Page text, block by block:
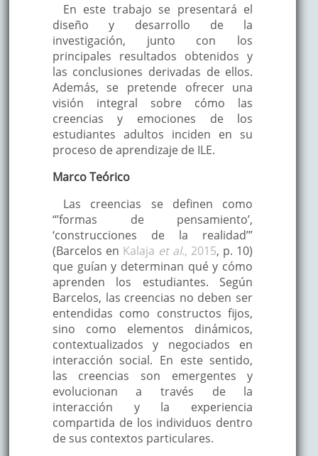
En este trabajo se presentará el
diseño y desarrollo de la
investigación, junto con los
principales resultados obtenidos y
las conclusiones derivadas de ellos.
Además, se pretende ofrecer una
visión integral sobre cómo las
creencias y emociones de los
estudiantes adultos inciden en su
proceso de aprendizaje de ILE.
Marco Teórico
Las creencias se definen como
“’formas de pensamiento’,
‘construcciones de la realidad’”
(Barcelos en Kalaja et al., 2015, p. 10)
que guían y determinan qué y cómo
aprenden los estudiantes. Según
Barcelos, las creencias no deben ser
entendidas como constructos fijos,
sino como elementos dinámicos,
contextualizados y negociados en
interacción social. En este sentido,
las creencias son emergentes y
evolucionan a través de la
interacción y la experiencia
compartida de los individuos dentro
de sus contextos particulares.